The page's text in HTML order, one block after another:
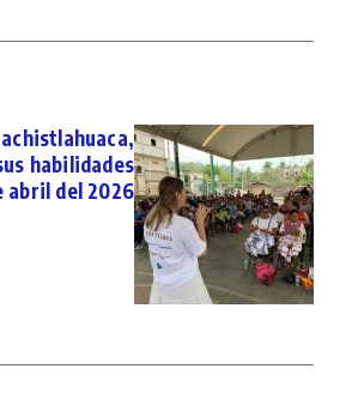
habilidades
abril del 2026